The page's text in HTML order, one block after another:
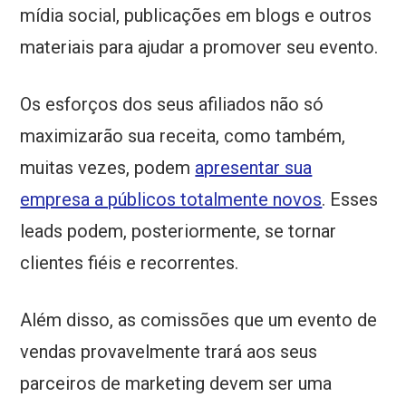
mídia social, publicações em blogs e outros
materiais para ajudar a promover seu evento.
Os esforços dos seus afiliados não só
maximizarão sua receita, como também,
muitas vezes, podem apresentar sua
empresa a públicos totalmente novos. Esses
leads podem, posteriormente, se tornar
clientes fiéis e recorrentes.
Além disso, as comissões que um evento de
vendas provavelmente trará aos seus
parceiros de marketing devem ser uma